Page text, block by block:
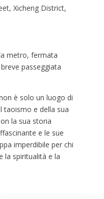
Xicheng District,
metro, fermata
passeggiata
è solo un luogo di
taoismo e della sua
la sua storia
e le sue
imperdibile per chi
la spiritualità e la